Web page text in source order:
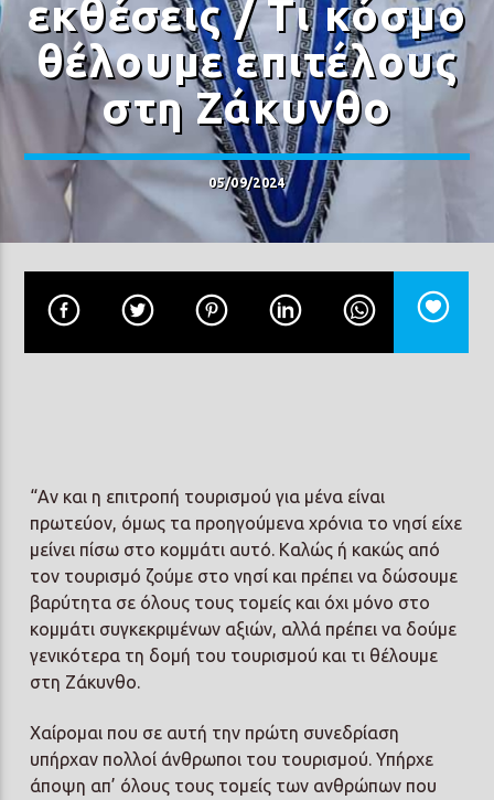
Prisma Radio 90,2
εκθέσεις / Τι κόσμο
θέλουμε επιτέλους
στη Ζάκυνθο
05/09/2024
“Αν και η επιτροπή τουρισμού για μένα είναι
πρωτεύον, όμως τα προηγούμενα χρόνια το νησί είχε
μείνει πίσω στο κομμάτι αυτό. Καλώς ή κακώς από
τον τουρισμό ζούμε στο νησί και πρέπει να δώσουμε
βαρύτητα σε όλους τους τομείς και όχι μόνο στο
κομμάτι συγκεκριμένων αξιών, αλλά πρέπει να δούμε
γενικότερα τη δομή του τουρισμού και τι θέλουμε
στη Ζάκυνθο.
Χαίρομαι που σε αυτή την πρώτη συνεδρίαση
υπήρχαν πολλοί άνθρωποι του τουρισμού. Υπήρχε
άποψη απ’ όλους τους τομείς των ανθρώπων που